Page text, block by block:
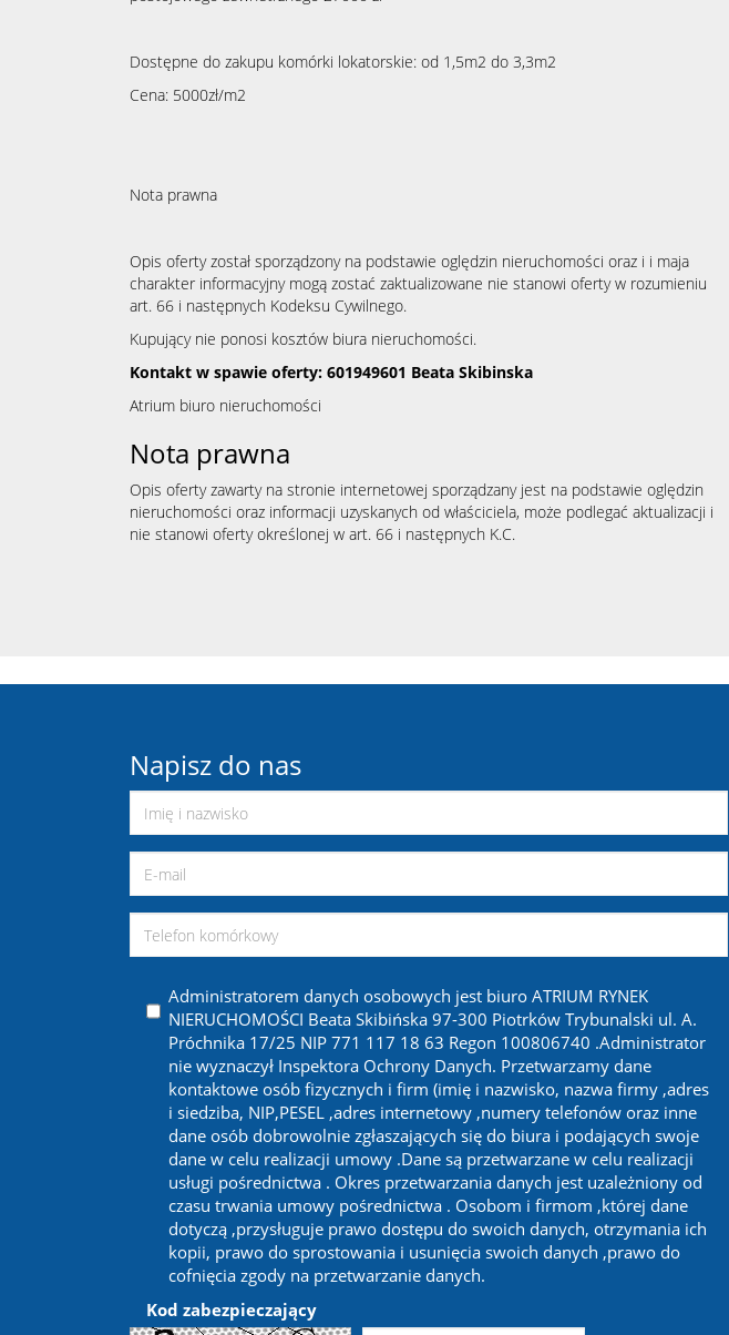
Dostępne do zakupu komórki lokatorskie: od 1,5m2 do 3,3m2
Cena: 5000zł/m2
Nota prawna
Opis oferty został sporządzony na podstawie oględzin nieruchomości oraz i i maja
charakter informacyjny mogą zostać zaktualizowane nie stanowi oferty w rozumieniu
art. 66 i następnych Kodeksu Cywilnego.
Kupujący nie ponosi kosztów biura nieruchomości.
Kontakt w spawie oferty: 601949601 Beata Skibinska
Atrium biuro nieruchomości
Nota prawna
Opis oferty zawarty na stronie internetowej sporządzany jest na podstawie oględzin
nieruchomości oraz informacji uzyskanych od właściciela, może podlegać aktualizacji i
nie stanowi oferty określonej w art. 66 i następnych K.C.
Napisz do nas
Administratorem danych osobowych jest biuro ATRIUM RYNEK
NIERUCHOMOŚCI Beata Skibińska 97-300 Piotrków Trybunalski ul. A.
Próchnika 17/25 NIP 771 117 18 63 Regon 100806740 .Administrator
nie wyznaczył Inspektora Ochrony Danych. Przetwarzamy dane
kontaktowe osób fizycznych i firm (imię i nazwisko, nazwa firmy ,adres
i siedziba, NIP,PESEL ,adres internetowy ,numery telefonów oraz inne
dane osób dobrowolnie zgłaszających się do biura i podających swoje
dane w celu realizacji umowy .Dane są przetwarzane w celu realizacji
usługi pośrednictwa . Okres przetwarzania danych jest uzależniony od
czasu trwania umowy pośrednictwa . Osobom i firmom ,której dane
dotyczą ,przysługuje prawo dostępu do swoich danych, otrzymania ich
kopii, prawo do sprostowania i usunięcia swoich danych ,prawo do
cofnięcia zgody na przetwarzanie danych.
Kod zabezpieczający